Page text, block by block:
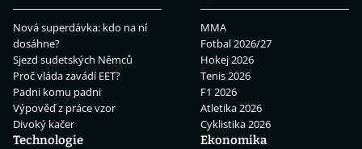
Nová superdávka: kdo na ní
dosáhne?
Sjezd sudetských Němců
Proč vláda zavádí EET?
Padni komu padni
Výpověď z práce vzor
Divoký kačer
MMA
Fotbal 2026/27
Hokej 2026
Tenis 2026
F1 2026
Atletika 2026
Cyklistika 2026
Technologie
Ekonomika